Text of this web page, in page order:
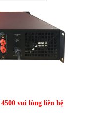
4500 vui lòng liên hệ